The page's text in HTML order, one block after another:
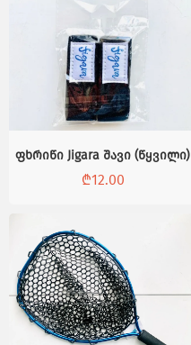
ფხრიწი Jigara შავი (წყვილი)
₾12.00